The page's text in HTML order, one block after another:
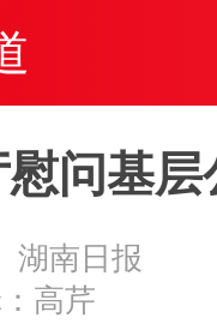
问基
湖南日报
高芹